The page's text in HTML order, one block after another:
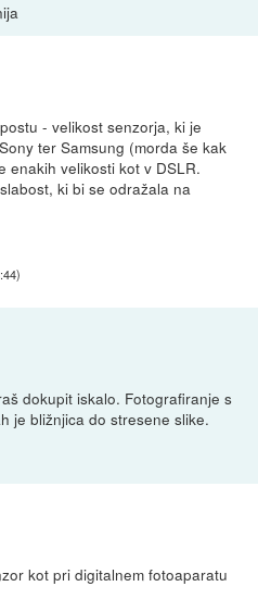
- velikost senzorja, ki je
ter Samsung (morda še kak
enakih velikosti kot v DSLR.
ki bi se odražala na
)
dokupit iskalo. Fotografiranje s
je bližnjica do stresene slike.
kot pri digitalnem fotoaparatu